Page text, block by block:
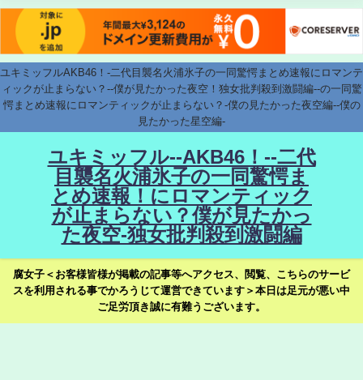
ユキミッフルAKB46！-二代目襲名火浦氷子の一同驚愕まとめ速報にロマンテ
ィックが止まらない？--僕が見たかった夜空！独女批判殺到激闘編--の一同驚
愕まとめ速報にロマンティックが止まらない？-僕の見たかった夜空編--僕の
見たかった星空編-
ユキミッフル--AKB46！--二代
目襲名火浦氷子の一同驚愕ま
とめ速報！にロマンティック
が止まらない？僕が見たかっ
た夜空-独女批判殺到激闘編
腐女子＜お客様皆様が掲載の記事等へアクセス、閲覧、こちらのサービ
スを利用される事でかろうじて運営できています＞本日は足元が悪い中
ご足労頂き誠に有難うございます。